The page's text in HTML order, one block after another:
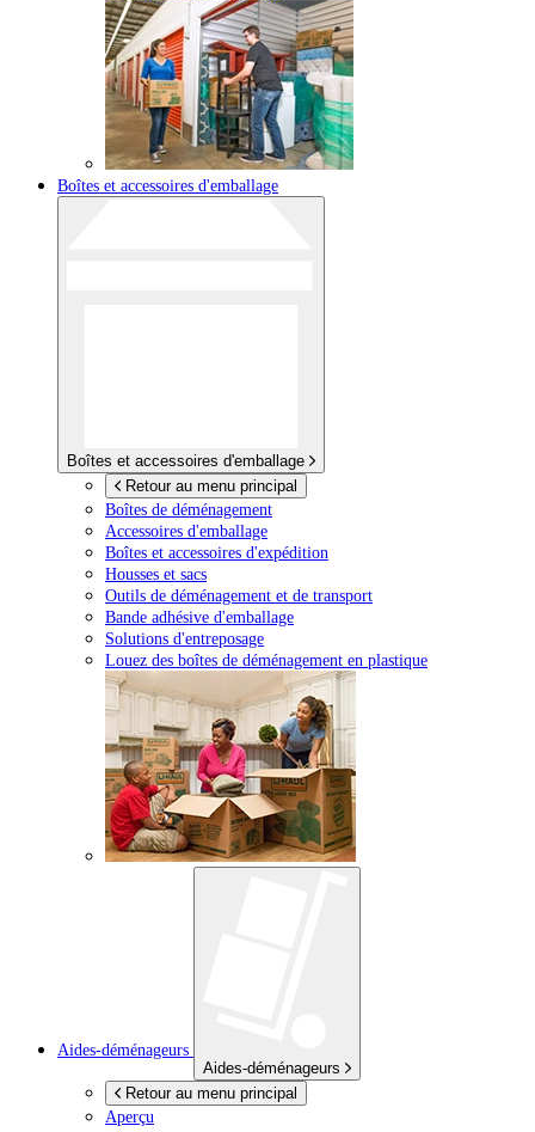
Boîtes et accessoires d'emballage
Boîtes et accessoires d'emballage
Retour au menu principal
Boîtes de déménagement
Accessoires d'emballage
Boîtes et accessoires d'expédition
Housses et sacs
Outils de déménagement et de transport
Bande adhésive d'emballage
Solutions d'entreposage
Louez des boîtes de déménagement en plastique
Aides-déménageurs
Aides-déménageurs
Retour au menu principal
Aperçu